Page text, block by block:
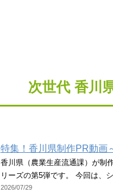
次世代 香川
特集！香川県制作PR動画
香川県（農業生産流通課）が制
リーズの第5弾です。 今回は、
2026/07/29